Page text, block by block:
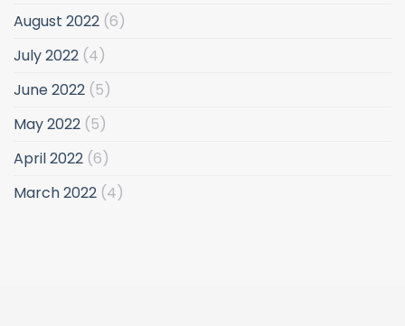
August 2022 (6)
July 2022 (4)
June 2022 (5)
May 2022 (5)
April 2022 (6)
March 2022 (4)